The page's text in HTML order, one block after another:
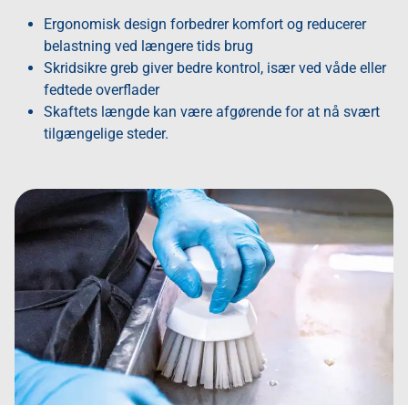
Ergonomisk design forbedrer komfort og reducerer
belastning ved længere tids brug
Skridsikre greb giver bedre kontrol, især ved våde eller
fedtede overflader
Skaftets længde kan være afgørende for at nå svært
tilgængelige steder.